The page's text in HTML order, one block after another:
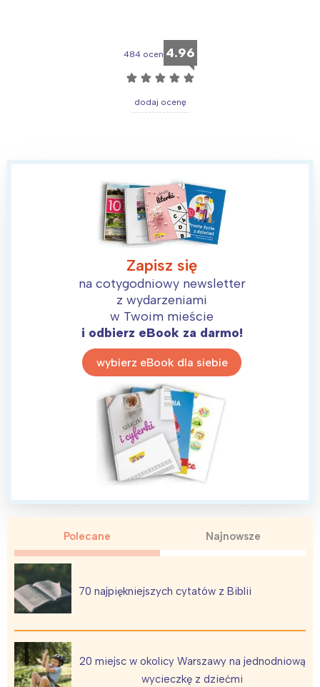
484 ocen 4.96
☆ ☆ ☆ ☆ ☆
dodaj ocenę
Zapisz się
na cotygodniowy newsletter
z wydarzeniami
w Twoim mieście
i odbierz eBook za darmo!
wybierz eBook dla siebie
Polecane Najnowsze
70 najpiękniejszych cytatów z Biblii
20 miejsc w okolicy Warszawy na jednodniową
wycieczkę z dziećmi